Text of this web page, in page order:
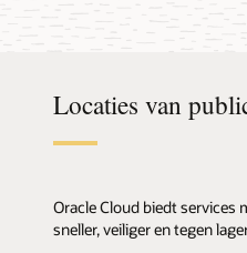
Locaties van
Oracle Cloud biedt services
sneller, veiliger en tegen